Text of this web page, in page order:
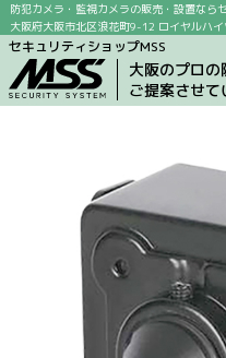
防犯カメラ・監視カメラの販売・設置なら
大阪府大阪市北区浪花町9-12 ロイヤルハイ
セキュリティショップMSS
大阪のプロ
ご提案させて